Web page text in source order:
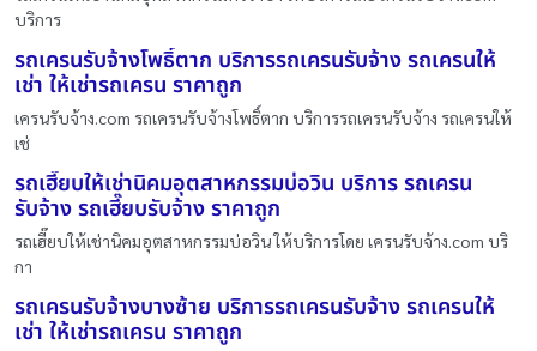
บริการ
รถเครนรับจ้างโพธิ์ตาก บริการรถเครนรับจ้าง รถเครนให้
เช่า ให้เช่ารถเครน ราคาถูก
เครนรับจ้าง.com รถเครนรับจ้างโพธิ์ตาก บริการรถเครนรับจ้าง รถเครนให้
เช่
รถเฮี๊ยบให้เช่านิคมอุตสาหกรรมบ่อวิน บริการ รถเครน
รับจ้าง รถเฮี๊ยบรับจ้าง ราคาถูก
รถเฮี๊ยบให้เช่านิคมอุตสาหกรรมบ่อวิน ให้บริการโดย เครนรับจ้าง.com บริ
กา
รถเครนรับจ้างบางซ้าย บริการรถเครนรับจ้าง รถเครนให้
เช่า ให้เช่ารถเครน ราคาถูก